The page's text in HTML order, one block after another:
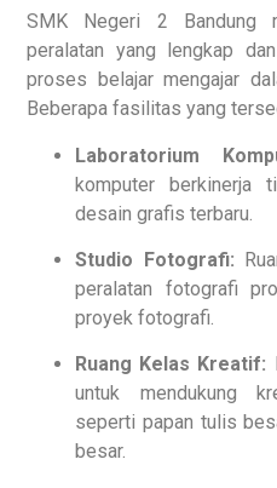
SMK Negeri 2 Bandung
peralatan yang lengkap
proses belajar mengajar
Beberapa fasilitas yang
Laboratorium
komputer berkinerja
desain grafis terbaru.
Studio Fotografi:
peralatan fotografi
proyek fotografi.
Ruang Kelas Kreatif:
untuk mendukung
seperti papan tulis
besar.